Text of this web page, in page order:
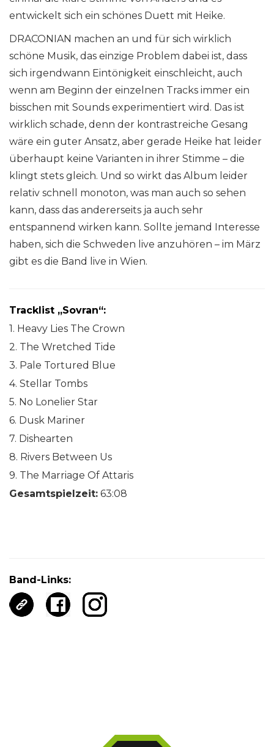
entwickelt sich ein schönes Duett mit Heike.
DRACONIAN machen an und für sich wirklich
schöne Musik, das einzige Problem dabei ist, dass
sich irgendwann Eintönigkeit einschleicht, auch
wenn am Beginn der einzelnen Tracks immer ein
bisschen mit Sounds experimentiert wird. Das ist
wirklich schade, denn der kontrastreiche Gesang
wäre ein guter Ansatz, aber gerade Heike hat leider
überhaupt keine Varianten in ihrer Stimme – die
klingt stets gleich. Und so wirkt das Album leider
relativ schnell monoton, was man auch so sehen
kann, dass das andererseits ja auch sehr
entspannend wirken kann. Sollte jemand Interesse
haben, sich die Schweden live anzuhören – im März
gibt es die Band live in Wien.
Tracklist „Sovran“:
1. Heavy Lies The Crown
2. The Wretched Tide
3. Pale Tortured Blue
4. Stellar Tombs
5. No Lonelier Star
6. Dusk Mariner
7. Dishearten
8. Rivers Between Us
9. The Marriage Of Attaris
Gesamtspielzeit: 63:08
Band-Links: